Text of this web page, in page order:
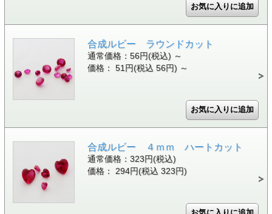
合成ルビー ラウンドカット
通常価格：56円(税込) ～
価格： 51円(税込 56円) ～
合成ルビー ４ｍｍ ハートカット
通常価格：323円(税込)
価格： 294円(税込 323円)